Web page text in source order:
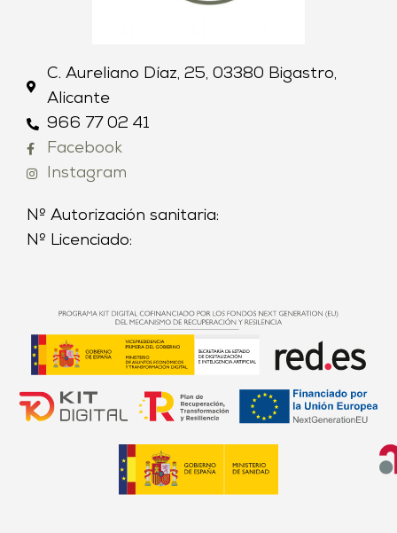
C. Aureliano Díaz, 25, 03380 Bigastro,
Alicante
966 77 02 41
Facebook
Instagram
Nº Autorización sanitaria:
Nº Licenciado: